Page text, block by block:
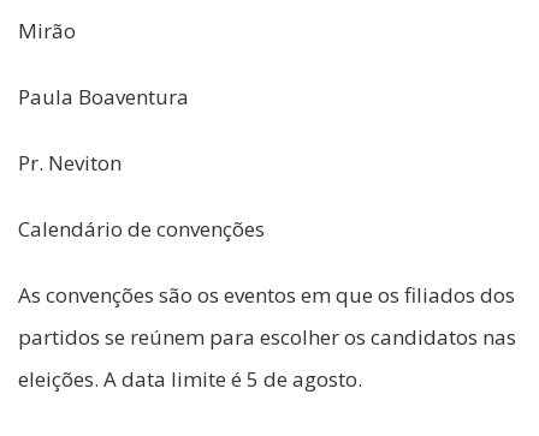
Mirão
Paula Boaventura
Pr. Neviton
Calendário de convenções
As convenções são os eventos em que os filiados dos
partidos se reúnem para escolher os candidatos nas
eleições. A data limite é 5 de agosto.